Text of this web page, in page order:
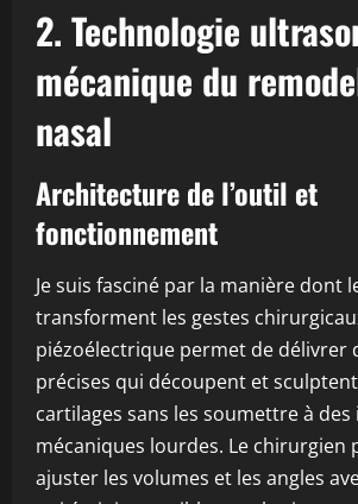
2. Technologie
mécanique du
nasal
Architecture de l’outil et
fonctionnement
Je suis fasciné par la manière dont
transforment les gestes
piézoélectrique permet de délivrer
précises qui découpent et
cartilages sans les soumettre à
mécaniques lourdes. Le chirurgien
ajuster les volumes et les angles